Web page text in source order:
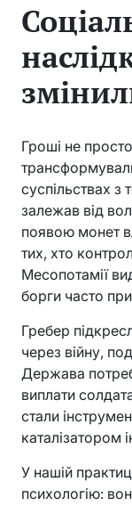
Гроші не
суспільствах
залежав від
появою монет
тих, хто
Месопотамії
борги часто
Гребер
через війну,
Держава
виплати
стали
каталізатором
У нашій
психологію: